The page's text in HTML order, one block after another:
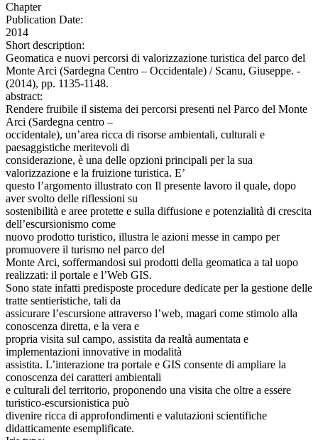
Chapter
Publication Date:
2014
Short description:
Geomatica e nuovi percorsi di valorizzazione turistica del parco del
Monte Arci (Sardegna Centro – Occidentale) / Scanu, Giuseppe. -
(2014), pp. 1135-1148.
abstract:
Rendere fruibile il sistema dei percorsi presenti nel Parco del Monte
Arci (Sardegna centro –
occidentale), un’area ricca di risorse ambientali, culturali e
paesaggistiche meritevoli di
considerazione, è una delle opzioni principali per la sua
valorizzazione e la fruizione turistica. E’
questo l’argomento illustrato con Il presente lavoro il quale, dopo
aver svolto delle riflessioni su
sostenibilità e aree protette e sulla diffusione e potenzialità di crescita
dell’escursionismo come
nuovo prodotto turistico, illustra le azioni messe in campo per
promuovere il turismo nel parco del
Monte Arci, soffermandosi sui prodotti della geomatica a tal uopo
realizzati: il portale e l’Web GIS.
Sono state infatti predisposte procedure dedicate per la gestione delle
tratte sentieristiche, tali da
assicurare l’escursione attraverso l’web, magari come stimolo alla
conoscenza diretta, e la vera e
propria visita sul campo, assistita da realtà aumentata e
implementazioni innovative in modalità
assistita. L’interazione tra portale e GIS consente di ampliare la
conoscenza dei caratteri ambientali
e culturali del territorio, proponendo una visita che oltre a essere
turistico-escursionistica può
divenire ricca di approfondimenti e valutazioni scientifiche
didatticamente esemplificate.